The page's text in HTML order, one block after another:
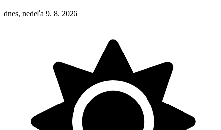
dnes, nedeľa 9. 8. 2026